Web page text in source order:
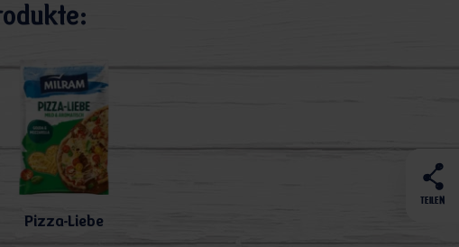
TEILEN
Pizza-Liebe